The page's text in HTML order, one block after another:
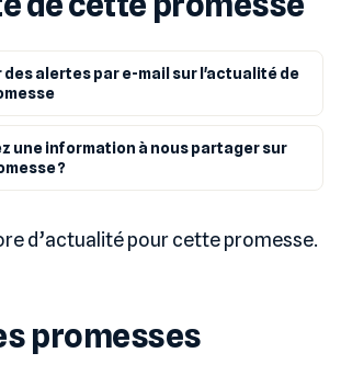
des alertes par e-mail sur l'actualité de
une information à nous partager sur
?
d’actualité pour cette promesse.
promesses